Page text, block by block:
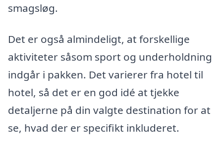
smagsløg.
Det er også almindeligt, at forskellige
aktiviteter såsom sport og underholdning
indgår i pakken. Det varierer fra hotel til
hotel, så det er en god idé at tjekke
detaljerne på din valgte destination for at
se, hvad der er specifikt inkluderet.